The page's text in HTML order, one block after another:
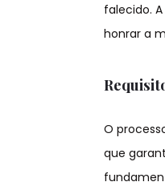
falecido.
honrar a
O
que